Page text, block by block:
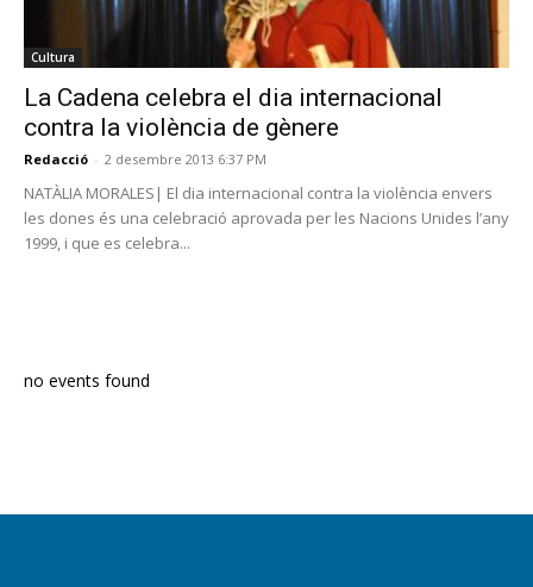
Cultura
La Cadena celebra el dia internacional
contra la violència de gènere
Redacció - 2 desembre 2013 6:37 PM
NATÀLIA MORALES| El dia internacional contra la violència envers
les dones és una celebració aprovada per les Nacions Unides l’any
1999, i que es celebra...
no events found